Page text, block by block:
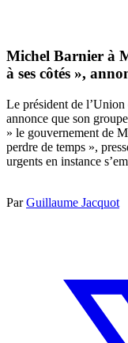
Michel Barnier à
à ses côtés »,
Le président de
annonce que son
» le gouvernement de
perdre de temps »,
urgents en instance
ParGuillaume Jacquot